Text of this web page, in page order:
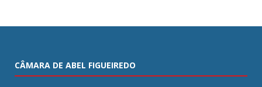
CÂMARA DE ABEL FIGUEIREDO